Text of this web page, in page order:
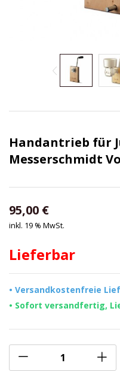
Handantrieb für
Messerschmidt
95,00 €
inkl. 19 % MwSt.
Lieferbar
• Versandkostenfreie
• Sofort versandfertig,